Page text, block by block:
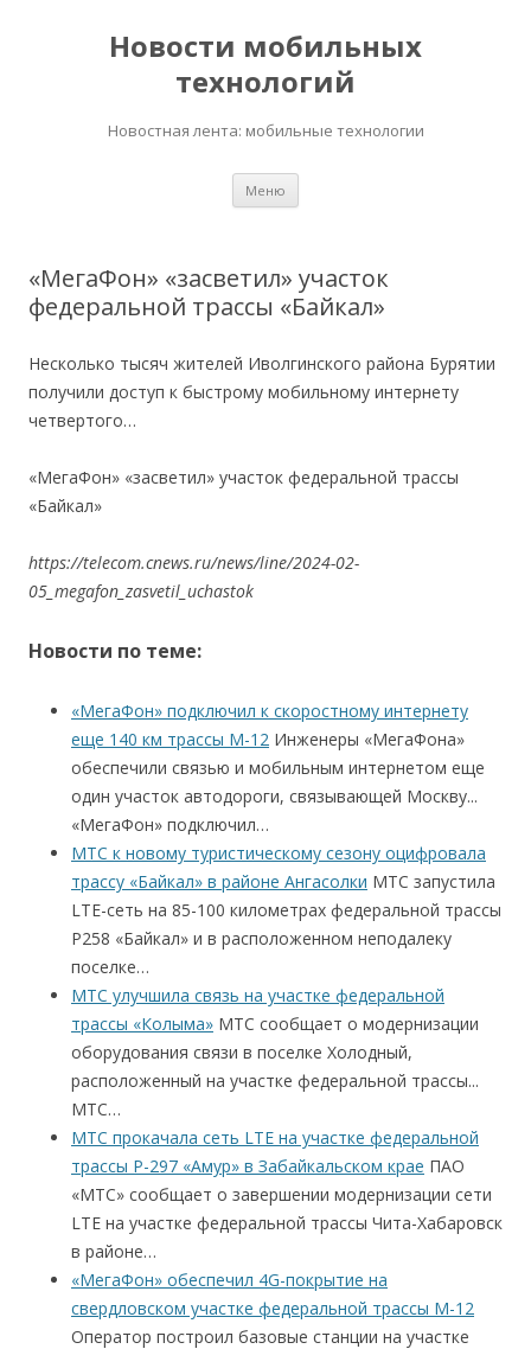
Новости мобильных
технологий
Новостная лента: мобильные технологии
Меню
«МегаФон» «засветил» участок
федеральной трассы «Байкал»
Несколько тысяч жителей Иволгинского района Бурятии
получили доступ к быстрому мобильному интернету
четвертого…
«МегаФон» «засветил» участок федеральной трассы
«Байкал»
https://telecom.cnews.ru/news/line/2024-02-
05_megafon_zasvetil_uchastok
Новости по теме:
«МегаФон» подключил к скоростному интернету
еще 140 км трассы М-12 Инженеры «МегаФона»
обеспечили связью и мобильным интернетом еще
один участок автодороги, связывающей Москву...
«МегаФон» подключил…
МТС к новому туристическому сезону оцифровала
трассу «Байкал» в районе Ангасолки МТС запустила
LTE-сеть на 85-100 километрах федеральной трассы
Р258 «Байкал» и в расположенном неподалеку
поселке…
МТС улучшила связь на участке федеральной
трассы «Колыма» МТС сообщает о модернизации
оборудования связи в поселке Холодный,
расположенный на участке федеральной трассы...
МТС…
МТС прокачала сеть LTE на участке федеральной
трассы Р-297 «Амур» в Забайкальском крае ПАО
«МТС» сообщает о завершении модернизации сети
LTE на участке федеральной трассы Чита-Хабаровск
в районе…
«МегаФон» обеспечил 4G-покрытие на
свердловском участке федеральной трассы M-12
Оператор построил базовые станции на участке